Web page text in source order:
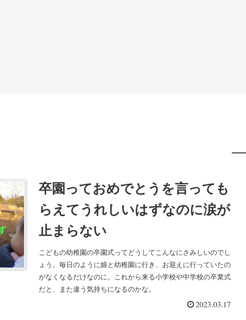
卒園っておめでとうを言っても
らえてうれしいはずなのに涙が
止まらない
こどもの幼稚園の卒園式ってどうしてこんなにさみしいのでし
ょう。毎日のように娘と幼稚園に行き、お迎えに行っていたの
がなくなるだけなのに。これから来る小学校や中学校の卒業式
だと、また違う気持ちになるのかな。
2023.03.17